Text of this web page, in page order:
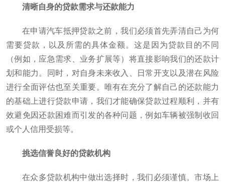
清晰自身的贷款需求与还款能力
在申请汽车抵押贷款之前，我们必须首先弄清自己为何
需要贷款，以及所需的具体金额。这是因为贷款目的不同
（例如，应急需求、业务扩展等）将直接影响我们的还款计
划和能力。同时，对自身未来收入、日常开支以及潜在风险
进行全面评估也至关重要。唯有在充分了解自己的还款能力
的基础上进行贷款申请，我们才能确保贷款过程顺利，并有
效避免因还款困难而引发的各种问题，例如车辆被强制收回
或个人信用受损等。
挑选信誉良好的贷款机构
在众多贷款机构中做出选择时，我们必须谨慎。市场上